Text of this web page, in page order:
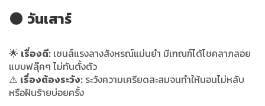
🌑 วันเสาร์
🌟 เรื่องดี: เซนส์แรงลางสังหรณ์แม่นยำ มีเกณฑ์ได้โชคลาภลอย
แบบฟลุ๊คๆ ไม่ทันตั้งตัว
⚠️ เรื่องต้องระวัง: ระวังความเครียดสะสมจนทำให้นอนไม่หลับ
หรือฝันร้ายบ่อยครั้ง